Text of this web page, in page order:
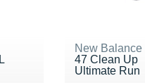
New Balance
47 Clean Up
Ultimate Run